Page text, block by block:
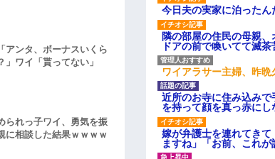
２軍でも盛大にやらかす←あまり悲しませないでく
今日夫の実家に泊った
隣の部屋の住民の母親
ドアの前で喚いてて滅茶
ワイアラサー主婦、昨
近所のお寺に住み込み
を持って顔を真っ赤に
嫁が弁護士を連れてき
ますね」「お前、これが
アンタ、ボーナスいくら
」ワイ「貰ってない」
られっ子ワイ、勇気を振
に相談した結果ｗｗｗｗ